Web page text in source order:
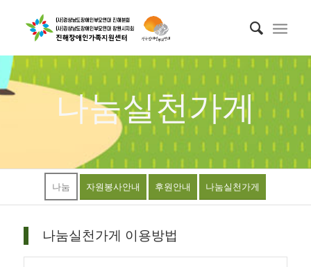
나눔실천가게
나눔 자원봉사안내 후원안내 나눔실천가게
나눔실천가게 이용방법